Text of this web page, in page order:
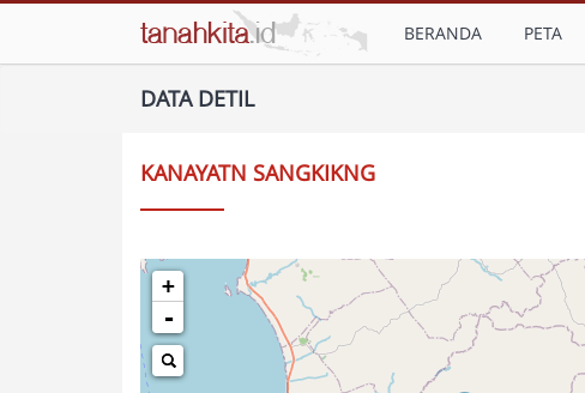
BERANDA PETA
DATA DETIL
KANAYATN SANGKIKNG
+
-